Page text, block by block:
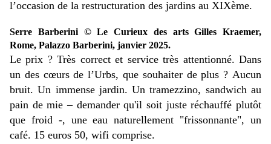
l’occasion de la restructuration des jardins au XIXème.
Serre Barberini © Le Curieux des arts Gilles Kraemer,
Rome, Palazzo Barberini, janvier 2025.
Le prix ? Très correct et service très attentionné. Dans
un des cœurs de l’Urbs, que souhaiter de plus ? Aucun
bruit. Un immense jardin. Un tramezzino, sandwich au
pain de mie – demander qu'il soit juste réchauffé plutôt
que froid -, une eau naturellement "frissonnante", un
café. 15 euros 50, wifi comprise.